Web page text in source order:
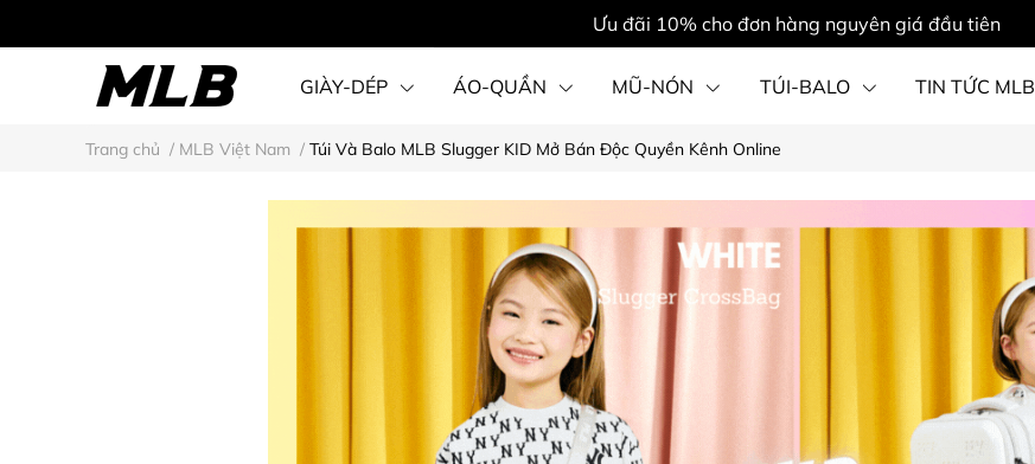
Ưu đãi 10% cho đơn hàng nguyên giá đầu tiên
GIÀY-DÉP ÁO-QUẦN MŨ-NÓN TÚI-BALO TIN TỨC MLB
STEAL KARINA STYLE PHỤ KIỆN
Trang chủ / MLB Việt Nam / Túi Và Balo MLB Slugger KID Mở Bán Độc Quyền Kênh Online